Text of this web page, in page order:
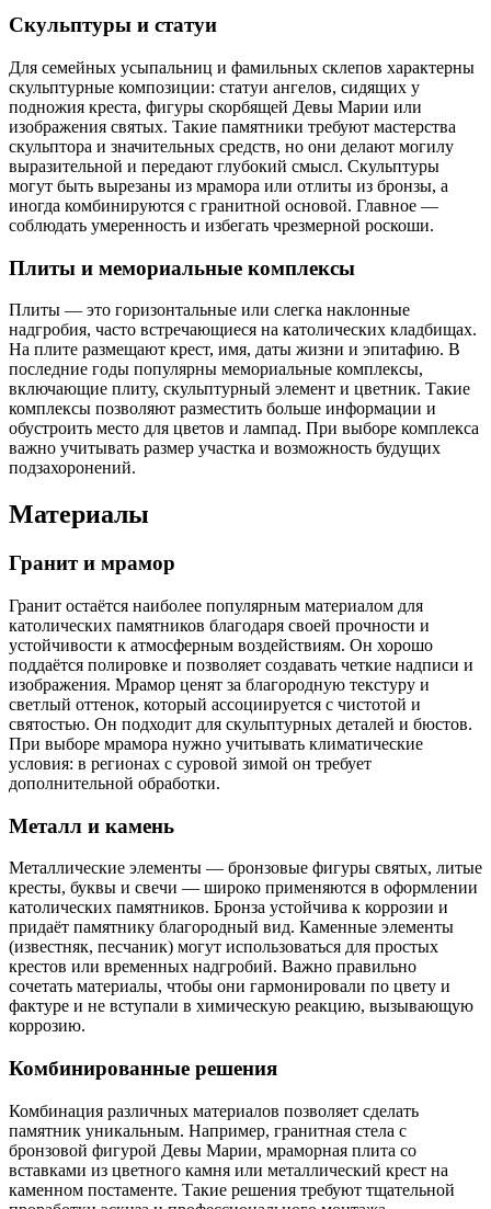
Скульптуры и статуи
Для семейных усыпальниц и фамильных склепов характерны
скульптурные композиции: статуи ангелов, сидящих у
подножия креста, фигуры скорбящей Девы Марии или
изображения святых. Такие памятники требуют мастерства
скульптора и значительных средств, но они делают могилу
выразительной и передают глубокий смысл. Скульптуры
могут быть вырезаны из мрамора или отлиты из бронзы, а
иногда комбинируются с гранитной основой. Главное —
соблюдать умеренность и избегать чрезмерной роскоши.
Плиты и мемориальные комплексы
Плиты — это горизонтальные или слегка наклонные
надгробия, часто встречающиеся на католических кладбищах.
На плите размещают крест, имя, даты жизни и эпитафию. В
последние годы популярны мемориальные комплексы,
включающие плиту, скульптурный элемент и цветник. Такие
комплексы позволяют разместить больше информации и
обустроить место для цветов и лампад. При выборе комплекса
важно учитывать размер участка и возможность будущих
подзахоронений.
Материалы
Гранит и мрамор
Гранит остаётся наиболее популярным материалом для
католических памятников благодаря своей прочности и
устойчивости к атмосферным воздействиям. Он хорошо
поддаётся полировке и позволяет создавать четкие надписи и
изображения. Мрамор ценят за благородную текстуру и
светлый оттенок, который ассоциируется с чистотой и
святостью. Он подходит для скульптурных деталей и бюстов.
При выборе мрамора нужно учитывать климатические
условия: в регионах с суровой зимой он требует
дополнительной обработки.
Металл и камень
Металлические элементы — бронзовые фигуры святых, литые
кресты, буквы и свечи — широко применяются в оформлении
католических памятников. Бронза устойчива к коррозии и
придаёт памятнику благородный вид. Каменные элементы
(известняк, песчаник) могут использоваться для простых
крестов или временных надгробий. Важно правильно
сочетать материалы, чтобы они гармонировали по цвету и
фактуре и не вступали в химическую реакцию, вызывающую
коррозию.
Комбинированные решения
Комбинация различных материалов позволяет сделать
памятник уникальным. Например, гранитная стела с
бронзовой фигурой Девы Марии, мраморная плита со
вставками из цветного камня или металлический крест на
каменном постаменте. Такие решения требуют тщательной